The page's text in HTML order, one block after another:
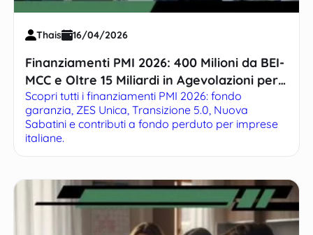
Thais 16/04/2026
Finanziamenti PMI 2026: 400 Milioni da BEI-
MCC e Oltre 15 Miliardi in Agevolazioni per
le Piccole Imprese
Scopri tutti i finanziamenti PMI 2026: fondo
garanzia, ZES Unica, Transizione 5.0, Nuova
Sabatini e contributi a fondo perduto per imprese
italiane.